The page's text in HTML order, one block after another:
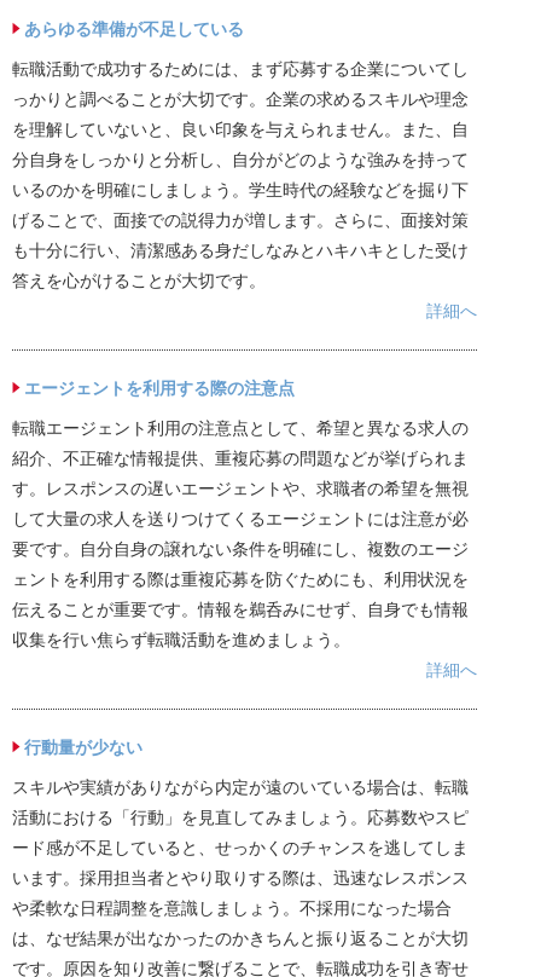
あらゆる準備が不足している
転職活動で成功するためには、まず応募する企業についてし
っかりと調べることが大切です。企業の求めるスキルや理念
を理解していないと、良い印象を与えられません。また、自
分自身をしっかりと分析し、自分がどのような強みを持って
いるのかを明確にしましょう。学生時代の経験などを掘り下
げることで、面接での説得力が増します。さらに、面接対策
も十分に行い、清潔感ある身だしなみとハキハキとした受け
答えを心がけることが大切です。
詳細へ
エージェントを利用する際の注意点
転職エージェント利用の注意点として、希望と異なる求人の
紹介、不正確な情報提供、重複応募の問題などが挙げられま
す。レスポンスの遅いエージェントや、求職者の希望を無視
して大量の求人を送りつけてくるエージェントには注意が必
要です。自分自身の譲れない条件を明確にし、複数のエージ
ェントを利用する際は重複応募を防ぐためにも、利用状況を
伝えることが重要です。情報を鵜呑みにせず、自身でも情報
収集を行い焦らず転職活動を進めましょう。
詳細へ
行動量が少ない
スキルや実績がありながら内定が遠のいている場合は、転職
活動における「行動」を見直してみましょう。応募数やスピ
ード感が不足していると、せっかくのチャンスを逃してしま
います。採用担当者とやり取りする際は、迅速なレスポンス
や柔軟な日程調整を意識しましょう。不採用になった場合
は、なぜ結果が出なかったのかきちんと振り返ることが大切
です。原因を知り改善に繋げることで、転職成功を引き寄せ